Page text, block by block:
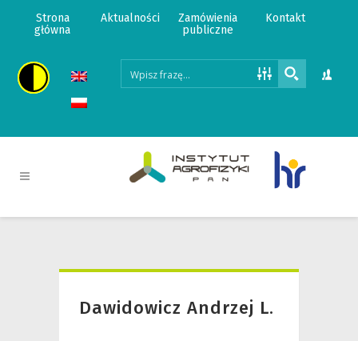
Strona
główna
Aktualności
Zamówienia
publiczne
Kontakt
Dawidowicz Andrzej L.